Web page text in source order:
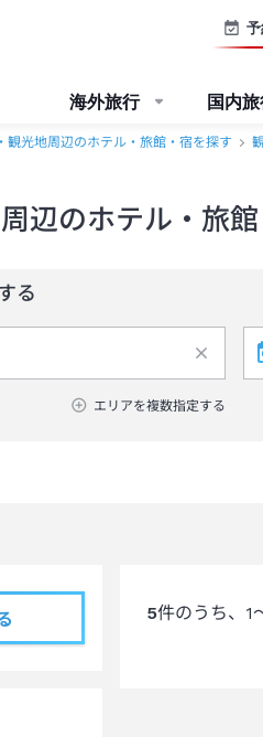
海外旅行 国内
観光地周辺のホテル・旅館・宿を探す
辺のホテル・旅
る
エリアを複数指定する
5件のうち、 1